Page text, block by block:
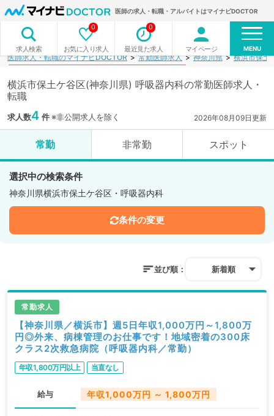
医師の求人・転職・アルバイトはマイナビDOCTOR
求人検索 お気に入り求人
0
最近見た求人
0
マイページ MENU
医師求人・転職のマイナビDOCTOR 常勤医師求人 神奈川県 横浜市保土
横浜市保土ケ谷区(神奈川県) 呼吸器内科の常勤医師求人・
転職
求人数4 件※非公開求人を除く 2026年08月09日更新
常勤 非常勤 スポット
選択中の検索条件
神奈川県横浜市保土ケ谷区・呼吸器内科
条件の変更
並び順： 新着順
常勤求人
【神奈川県／横浜市】週5日年収1,000万円～1,800万
円◎外来、病棟管理のお仕事です！地域密着の300床
クラス2次救急病院（呼吸器内科／常勤）
年収1,800万円以上 当直なし
給与 年収1,000万円 ～ 1,800万円